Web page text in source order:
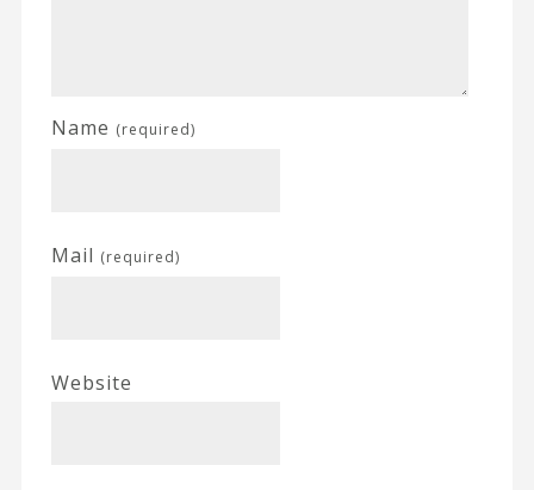
Name (required)
Mail (required)
Website